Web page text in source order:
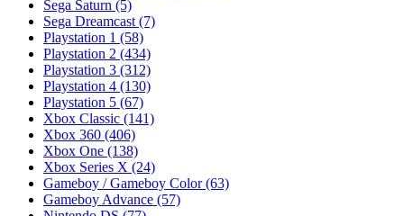
Sega Saturn (5)
Sega Dreamcast (7)
Playstation 1 (58)
Playstation 2 (434)
Playstation 3 (312)
Playstation 4 (130)
Playstation 5 (67)
Xbox Classic (141)
Xbox 360 (406)
Xbox One (138)
Xbox Series X (24)
Gameboy / Gameboy Color(63)
Gameboy Advance (57)